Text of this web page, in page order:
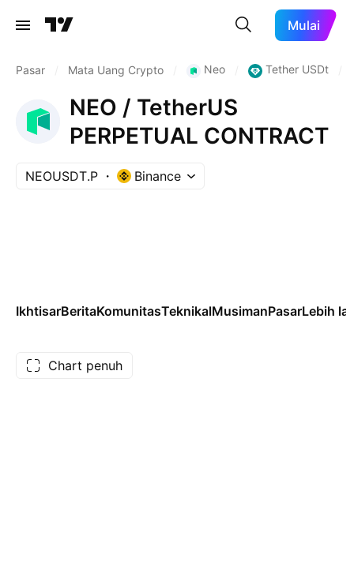
Mulai
Pasar Mata Uang Crypto Neo Tether USDt
NEO / TetherUS
PERPETUAL CONTRACT
NEOUSDT.P Binance
IkhtisarBeritaKomunitasTeknikalMusimanPasarLebih
Chart penuh